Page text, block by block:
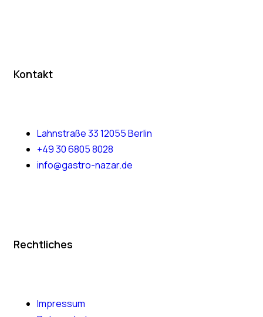
Kontakt
Lahnstraße 33 12055 Berlin
+49 30 6805 8028
info@gastro-nazar.de
Rechtliches
Impressum